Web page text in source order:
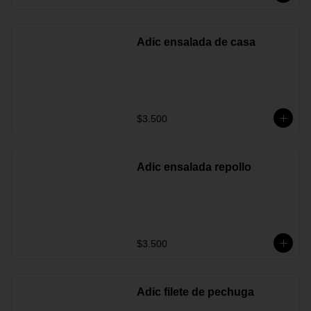
Adic ensalada de casa
$3.500
Adic ensalada repollo
$3.500
Adic filete de pechuga